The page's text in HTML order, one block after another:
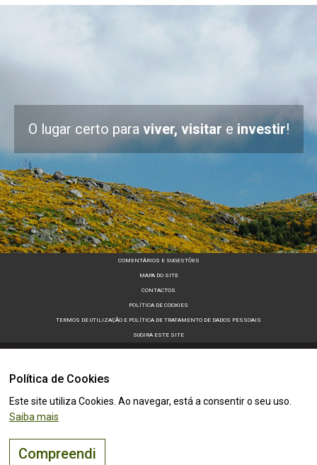
Política de Cookies
Este site utiliza Cookies. Ao navegar, está a consentir o seu uso.
Saiba mais
Compreendi
O lugar certo para viver, visitar e investir!
COMENTÁRIOS E SUGESTÕES
MAPA DO SITE
CONTACTOS
POLÍTICA DE COOKIES
TERMOS DE UTILIZAÇÃO E POLÍTICA DE TRATAMENTO DE DADOS PESSOAIS
SUGIRA ESTE SITE